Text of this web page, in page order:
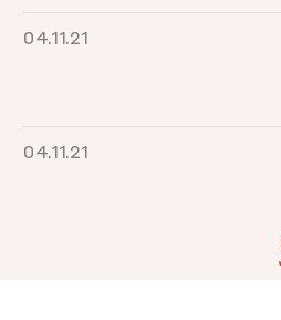
04.11.21
04.11.21